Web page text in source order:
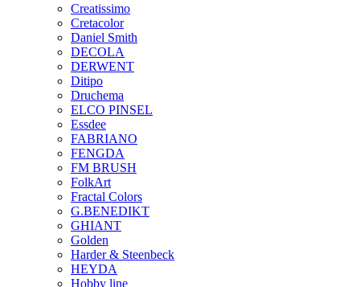
Creatissimo
Cretacolor
Daniel Smith
DECOLA
DERWENT
Ditipo
Druchema
ELCO PINSEL
Essdee
FABRIANO
FENGDA
FM BRUSH
FolkArt
Fractal Colors
G.BENEDIKT
GHIANT
Golden
Harder & Steenbeck
HEYDA
Hobby line